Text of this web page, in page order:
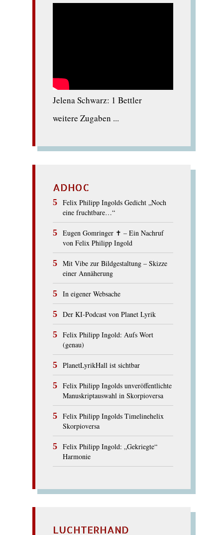
Jelena Schwarz: 1 Bettler
weitere Zugaben ...
ADHOC
Felix Philipp Ingolds Gedicht „Noch
eine fruchtbare…“
Eugen Gomringer ✝︎ – Ein Nachruf
von Felix Philipp Ingold
Mit Vibe zur Bildgestaltung – Skizze
einer Annäherung
In eigener Websache
Der KI-Podcast von Planet Lyrik
Felix Philipp Ingold: Aufs Wort
(genau)
PlanetLyrikHall ist sichtbar
Felix Philipp Ingolds unveröffentlichte
Manuskriptauswahl in Skorpioversa
Felix Philipp Ingolds Timelinehelix
Skorpioversa
Felix Philipp Ingold: „Gekriegte“
Harmonie
LUCHTERHAND